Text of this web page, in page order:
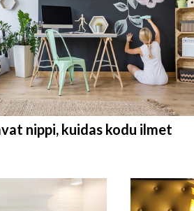
nippi, kuidas kodu ilmet